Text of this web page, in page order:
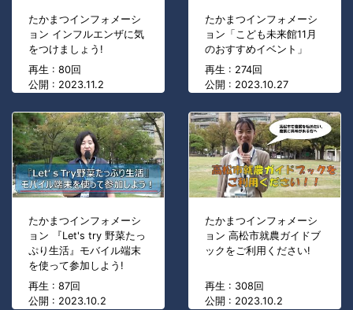
たかまつインフォメーシ
ョン インフルエンザに気
をつけましょう!
再生 : 80回
公開 : 2023.11.2
たかまつインフォメーシ
ョン「こども未来館11月
のおすすめイベント」
再生 : 274回
公開 : 2023.10.27
たかまつインフォメーシ
ョン 『Let's try 野菜たっ
ぷり生活』モバイル端末
を使って参加しよう!
再生 : 87回
公開 : 2023.10.2
たかまつインフォメーシ
ョン 高松市就農ガイドブ
ックをご利用ください!
再生 : 308回
公開 : 2023.10.2